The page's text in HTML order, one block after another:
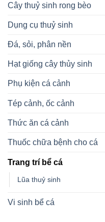
Cây thuỷ sinh rong bèo
Dụng cụ thuỷ sinh
Đá, sỏi, phân nền
Hạt giống cây thủy sinh
Phụ kiện cá cảnh
Tép cảnh, ốc cảnh
Thức ăn cá cảnh
Thuốc chữa bệnh cho cá
Trang trí bể cá
Lũa thuỷ sinh
Vi sinh bể cá